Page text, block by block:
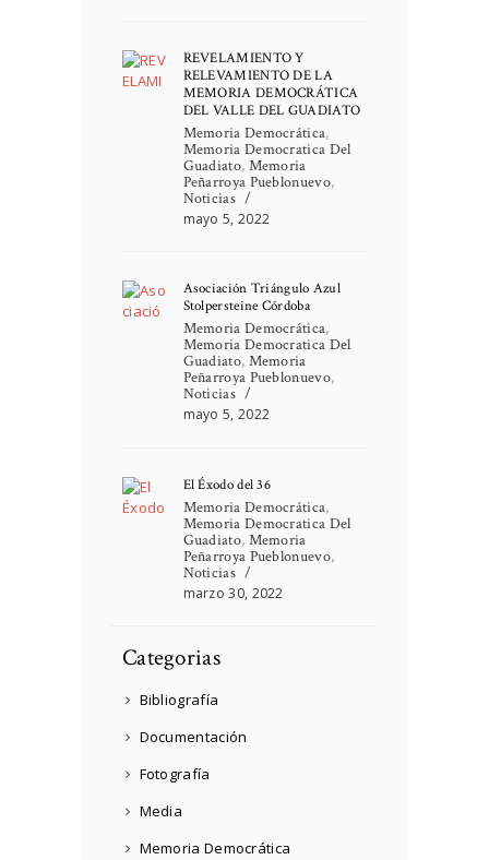
REVELAMIENTO Y
RELEVAMIENTO DE LA
MEMORIA DEMOCRÁTICA
DEL VALLE DEL GUADIATO
Memoria Democrática,
Memoria Democratica Del
Guadiato, Memoria
Peñarroya Pueblonuevo,
Noticias
mayo 5, 2022
Asociación Triángulo Azul
Stolpersteine Córdoba
Memoria Democrática,
Memoria Democratica Del
Guadiato, Memoria
Peñarroya Pueblonuevo,
Noticias
mayo 5, 2022
El Éxodo del 36
Memoria Democrática,
Memoria Democratica Del
Guadiato, Memoria
Peñarroya Pueblonuevo,
Noticias
marzo 30, 2022
Categorias
Bibliografía
Documentación
Fotografía
Media
Memoria Democrática